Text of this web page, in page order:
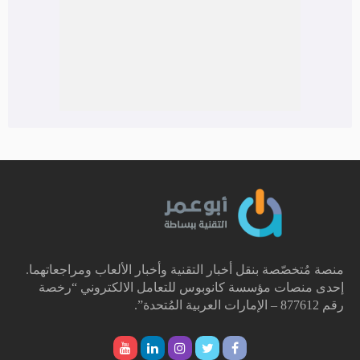
منصة مُتخصّصة بنقل أخبار التقنية وأخبار الألعاب ومراجعاتهما.
إحدى منصات مؤسسة كانوبوس للتعامل الالكتروني “رخصة
رقم 877612 – الإمارات العربية المُتحدة”.